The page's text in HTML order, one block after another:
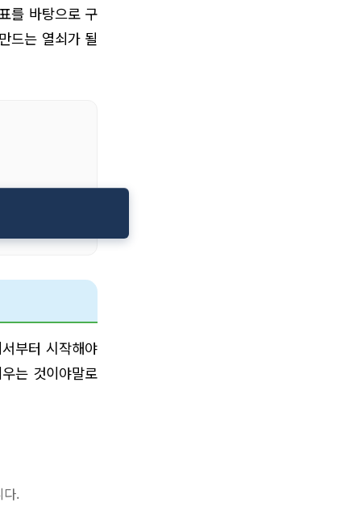
를 바탕으로 구
드는 열쇠가 될
부터 시작해야
는 것이야말로
다.